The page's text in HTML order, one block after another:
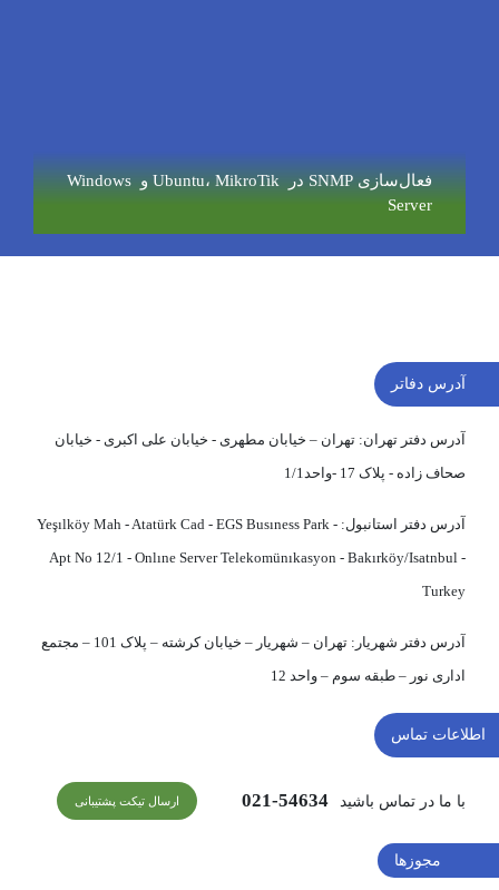
فعال‌سازی SNMP در Ubuntu، MikroTik و Windows
Server
آدرس دفاتر
آدرس دفتر تهران: تهران – خیابان مطهری - خیابان علی اکبری - خیابان
صحاف زاده - پلاک 17 -واحد1/1
آدرس دفتر استانبول: Yeşılköy Mah - Atatürk Cad - EGS Busıness Park -
Apt No 12/1 - Onlıne Server Telekomünıkasyon - Bakırköy/Isatnbul -
Turkey
آدرس دفتر شهریار:
تهران – شهریار – خیابان کرشته – پلاک 101 – مجتمع
اداری نور – طبقه سوم – واحد 12
اطلاعات تماس
ارسال تیکت پشتیبانی با ما در تماس باشید 54634-021
مجوزها